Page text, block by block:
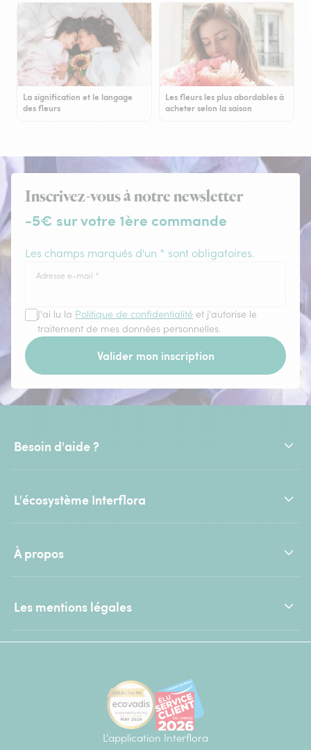
La signification et le langage
des fleurs
Les fleurs les plus abordables à
acheter selon la saison
Inscrivez-vous à notre newsletter
-5€ sur votre 1ère commande
Les champs marqués d'un * sont obligatoires.
Adresse e-mail *
J'ai lu la Politique de confidentialité et j'autorise le
traitement de mes données personnelles.
Valider mon inscription
Besoin d'aide ?
L'écosystème Interflora
À propos
Les mentions légales
L'application Interflora